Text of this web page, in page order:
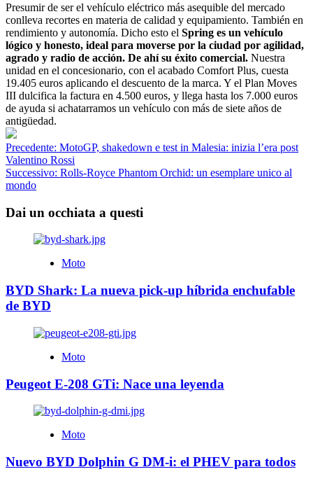
Presumir de ser el vehículo eléctrico más asequible del mercado
conlleva recortes en materia de calidad y equipamiento. También en
rendimiento y autonomía. Dicho esto el Spring es un vehículo
lógico y honesto, ideal para moverse por la ciudad por agilidad,
agrado y radio de acción. De ahí su éxito comercial. Nuestra
unidad en el concesionario, con el acabado Comfort Plus, cuesta
19.405 euros aplicando el descuento de la marca. Y el Plan Moves
III dulcifica la factura en 4.500 euros, y llega hasta los 7.000 euros
de ayuda si achatarramos un vehículo con más de siete años de
antigüedad.
Navigazione
articolo
Precedente: MotoGP, shakedown e test in Malesia: inizia l’era post
Valentino Rossi
Successivo: Rolls-Royce Phantom Orchid: un esemplare unico al
mondo
Dai un occhiata a questi
Moto
BYD Shark: La nueva pick-up híbrida enchufable
de BYD
Moto
Peugeot E-208 GTi: Nace una leyenda
Moto
Nuevo BYD Dolphin G DM-i: el PHEV para todos